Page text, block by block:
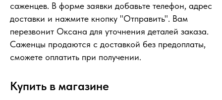
саженцев. В форме заявки добавьте телефон, адрес
доставки и нажмите кнопку "Отправить". Вам
перезвонит Оксана для уточнения деталей заказа.
Саженцы продаются с доставкой без предоплаты,
сможете оплатить при получении.
Купить в магазине